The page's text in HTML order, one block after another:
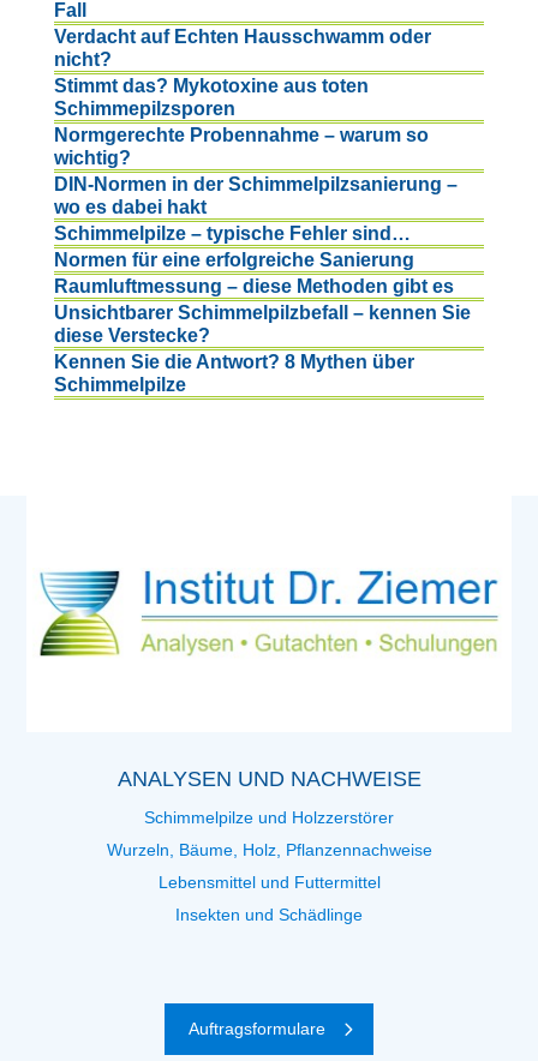
Fall
Verdacht auf Echten Hausschwamm oder
nicht?
Stimmt das? Mykotoxine aus toten
Schimmepilzsporen
Normgerechte Probennahme – warum so
wichtig?
DIN-Normen in der Schimmelpilzsanierung –
wo es dabei hakt
Schimmelpilze – typische Fehler sind…
Normen für eine erfolgreiche Sanierung
Raumluftmessung – diese Methoden gibt es
Unsichtbarer Schimmelpilzbefall – kennen Sie
diese Verstecke?
Kennen Sie die Antwort? 8 Mythen über
Schimmelpilze
ANALYSEN UND NACHWEISE
Schimmelpilze und Holzzerstörer
Wurzeln, Bäume, Holz, Pflanzennachweise
Lebensmittel und Futtermittel
Insekten und Schädlinge
Auftragsformulare